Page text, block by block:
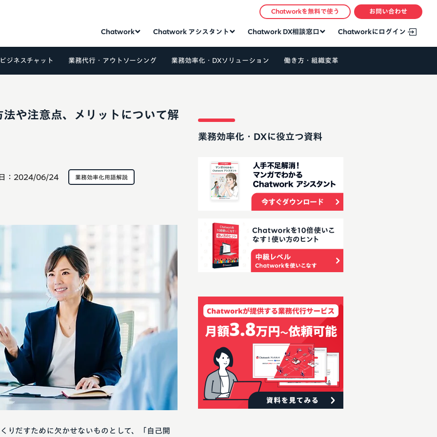
Chatwork Chatwork アシスタント Chatwork DX相談窓口 Chatworkにログイン
Chatworkを無料で使う お問い合わせ
ビジネスチャット 業務代行・アウトソーシング 業務効率化・DXソリューション 働き方・組織変革
や注意点、メリットについて解
： 2024/06/24 業務効率化用語解説
りだすために欠かせないものとして、「自己開
業務効率化・DXに役立つ資料